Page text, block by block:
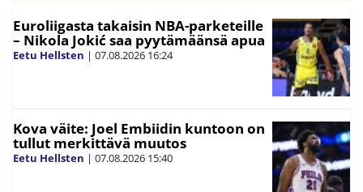
Euroliigasta takaisin NBA-parketeille
– Nikola Jokić saa pyytämäänsä apua
Eetu Hellsten | 07.08.2026 16:24
Kova väite: Joel Embiidin kuntoon on
tullut merkittävä muutos
Eetu Hellsten | 07.08.2026 15:40